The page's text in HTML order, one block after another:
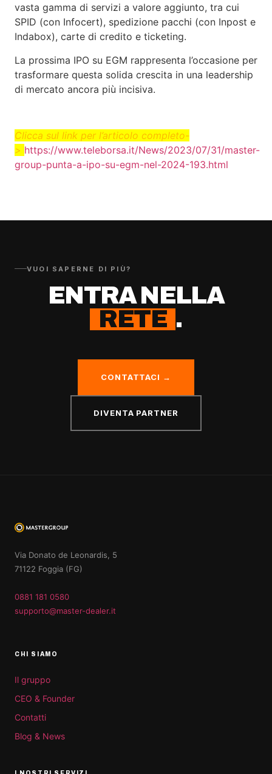
vasta gamma di servizi a valore aggiunto, tra cui
SPID (con Infocert), spedizione pacchi (con Inpost e
Indabox), carte di credito e ticketing.
La prossima IPO su EGM rappresenta l’occasione per
trasformare questa solida crescita in una leadership
di mercato ancora più incisiva.
Clicca sul link per l’articolo completo-
> https://www.teleborsa.it/News/2023/07/31/master-
group-punta-a-ipo-su-egm-nel-2024-193.html
VUOI SAPERNE DI PIÙ?
ENTRA NELLA
RETE .
CONTATTACI →
DIVENTA PARTNER
Via Donato de Leonardis, 5
71122 Foggia (FG)
0881 181 0580
supporto@master-dealer.it
CHI SIAMO
Il gruppo
CEO & Founder
Contatti
Blog & News